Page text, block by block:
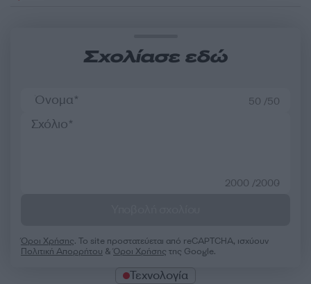
Σχολίασε εδώ
50 /50
2000 /2000
Όροι Χρήσης. Το site προστατεύεται από reCAPTCHA, ισχύουν
Πολιτική Απορρήτου &Όροι Χρήσης της Google.
Τεχνολογία